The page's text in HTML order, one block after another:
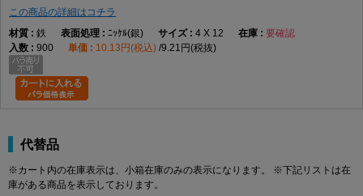
この商品の詳細はコチラ
鉄
ﾆｯｹﾙ(銀) 4 X 12
要確認
900
10.13円(税込) 9.21円(税抜)
代替品
※カート内の在庫表示は、小箱在庫のみの表示になります。 ※下記リストは在
庫がある商品を表示しております。